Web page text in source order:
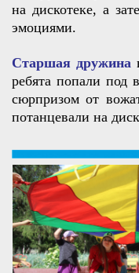
на дискотеке, а
эмоциями.
Старшая дружина
ребята попали под
сюрпризом от
потанцевали на